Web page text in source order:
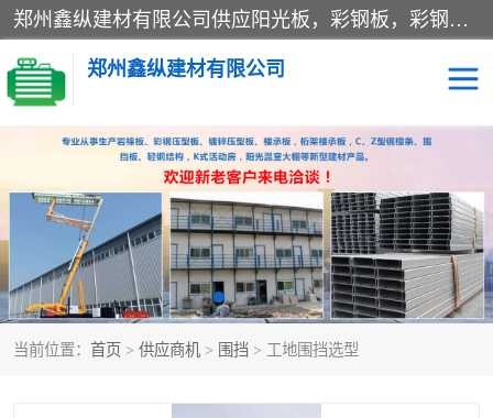
郑州鑫纵建材有限公司供应阳光板，彩钢板，彩钢钢构工程是一家集生产销售租赁安装于一体的企业，主要生产PC采光板，耐力板，仿古琉璃采光板，岩棉板、彩钢压型板、镀锌压型板、桁架楼承板，C、Z型钢檩条、围挡板、轻钢结构，阳光温室大棚等新型建材产品。公司旗下有多台移动式高空压瓦机租赁，承接全国各地业务，专业对外租赁各种型号压瓦机。
郑州鑫纵建材有限公司
当前位置： 首页 > 供应商机 > 围挡 > 工地围挡选型
高空瓦机租赁 ASA合成树脂仿古瓦
CZ型钢 FRP采光板
PC多层板 PC耐力板
建筑围挡 楼层板
压型彩钢板